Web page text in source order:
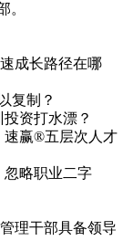
。
成长路径在哪
复制？
资打水漂？
速赢®五层次人才
忽略职业二字
理干部具备领导